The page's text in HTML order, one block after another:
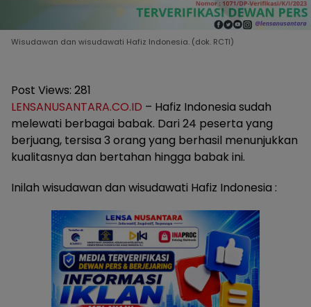
Wisudawan dan wisudawati Hafiz Indonesia. (dok. RCTI)
Post Views: 281
LENSANUSANTARA.CO.ID – Hafiz Indonesia sudah
melewati berbagai babak. Dari 24 peserta yang
berjuang, tersisa 3 orang yang berhasil menunjukkan
kualitasnya dan bertahan hingga babak ini.
Inilah wisudawan dan wisudawati Hafiz Indonesia :